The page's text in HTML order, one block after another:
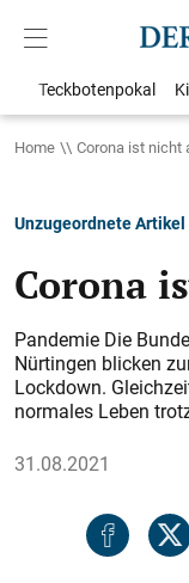
Teckbotenpokal
Home Corona ist nicht
Unzugeordnete Artikel
Corona
Pandemie Die
Nürtingen blicken
Lockdown.
normales Leben
31.08.2021